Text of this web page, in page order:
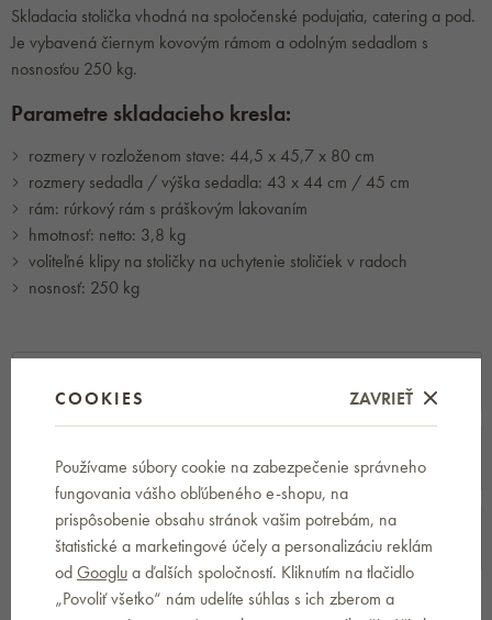
Skladacia stolička vhodná na spoločenské podujatia, catering a pod.
Je vybavená čiernym kovovým rámom a odolným sedadlom s
nosnosťou 250 kg.
Parametre skladacieho kresla:
rozmery v rozloženom stave: 44,5 x 45,7 x 80 cm
rozmery sedadla / výška sedadla: 43 x 44 cm / 45 cm
rám: rúrkový rám s práškovým lakovaním
hmotnosť: netto: 3,8 kg
voliteľné klipy na stoličky na uchytenie stoličiek v radoch
nosnosť: 250 kg
RECENZIE
DISKUSIA
PARAMETRE
COOKIES ZAVRIEŤ
Používame súbory cookie na zabezpečenie správneho
fungovania vášho obľúbeného e-shopu, na
prispôsobenie obsahu stránok vašim potrebám, na
štatistické a marketingové účely a personalizáciu reklám
odGooglua ďalších spoločností. Kliknutím na tlačidlo
„Povoliť všetko“ nám udelíte súhlas s ich zberom a